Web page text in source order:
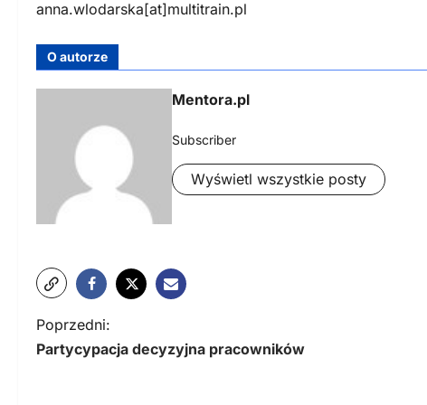
anna.wlodarska[at]multitrain.pl
O autorze
Mentora.pl
Subscriber
Wyświetl wszystkie posty
N
a
Poprzedni:
Partycypacja decyzyjna pracowników